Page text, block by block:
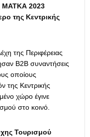
ΜΑΤΚΑ 2023
της Κεντρικής
της Περιφέρειας
Β2Β συναντήσεις
οποίους
της Κεντρικής
χώρο έγινε
στο κοινό.
Τουρισμού